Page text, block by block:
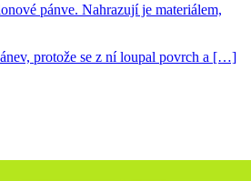
pánve. Nahrazují je materiálem,
protože se z ní loupal povrch a […]